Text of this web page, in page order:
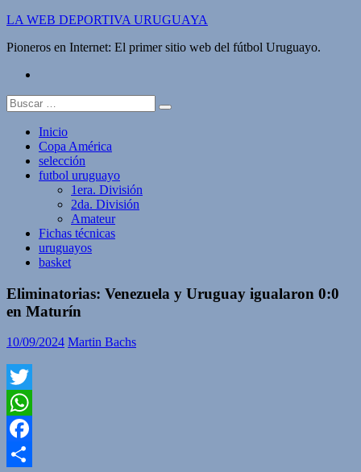
Saltar
contenido
LA WEB DEPORTIVA URUGUAYA
Pioneros en Internet: El primer sitio web del fútbol Uruguayo.
Buscar:
Inicio
Copa América
selección
futbol uruguayo
1era. División
2da. División
Amateur
Fichas técnicas
uruguayos
basket
Eliminatorias: Venezuela y Uruguay igualaron 0:0
en Maturín
10/09/2024 Martin Bachs
Twitter
WhatsApp
Facebook